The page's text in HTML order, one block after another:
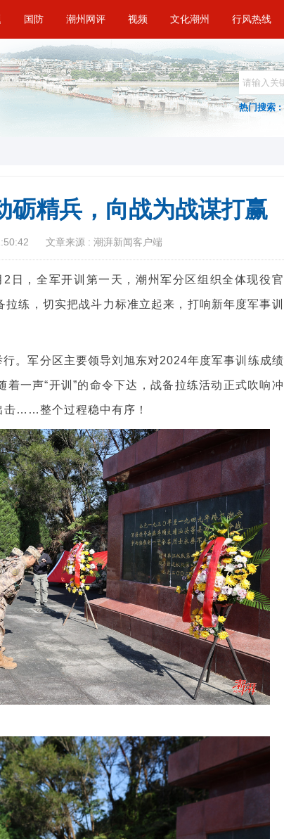
国防 潮州网评 视频 文化潮州 行风热线
热门搜索 :
砺精兵，向战为战谋打赢
文章来源 : 潮湃新闻客户端
日，全军开训第一天，潮州军分区组织全体现役官
练，切实把战斗力标准立起来，打响新年度军事训
。军分区主要领导刘旭东对2024年度军事训练成绩
一声“开训”的命令下达，战备拉练活动正式吹响冲
击……整个过程稳中有序！